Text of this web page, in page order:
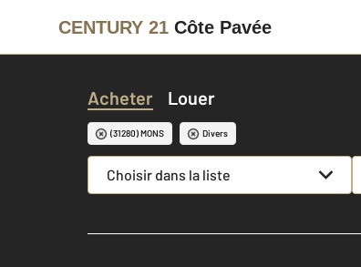
CENTURY 21 Côte Pavée
Acheter Louer
(31280) MONS Divers
Choisir dans la liste